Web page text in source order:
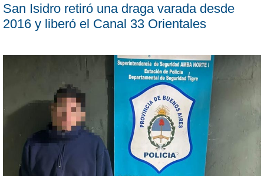
San Isidro retiró una draga varada desde
2016 y liberó el Canal 33 Orientales